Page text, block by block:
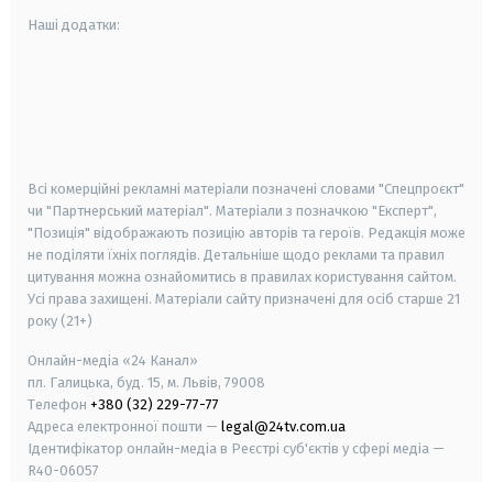
Наші додатки:
Всі комерційні рекламні матеріали позначені словами "Спецпроєкт"
чи "Партнерський матеріал". Матеріали з позначкою "Експерт",
"Позиція" відображають позицію авторів та героїв. Редакція може
не поділяти їхніх поглядів. Детальніше щодо реклами та правил
цитування можна ознайомитись в правилах користування сайтом.
Усі права захищені. Матеріали сайту призначені для осіб старше 21
року (21+)
Онлайн-медіа «24 Канал»
пл. Галицька, буд. 15, м. Львів, 79008
Телефон +380 (32) 229-77-77
Адреса електронної пошти — legal@24tv.com.ua
Ідентифікатор онлайн-медіа в Реєстрі суб'єктів у сфері медіа —
R40-06057